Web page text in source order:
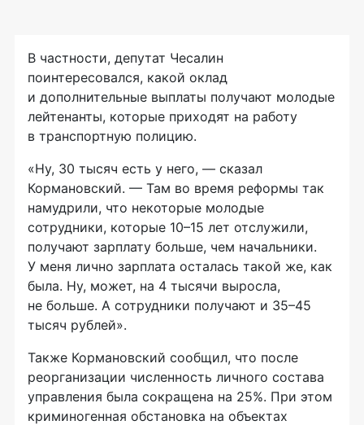
В частности, депутат Чесалин
поинтересовался, какой оклад
и дополнительные выплаты получают молодые
лейтенанты, которые приходят на работу
в транспортную полицию.
«Ну, 30 тысяч есть у него, — сказал
Кормановский. — Там во время реформы так
намудрили, что некоторые молодые
сотрудники, которые 10–15 лет отслужили,
получают зарплату больше, чем начальники.
У меня лично зарплата осталась такой же, как
была. Ну, может, на 4 тысячи выросла,
не больше. А сотрудники получают и 35–45
тысяч рублей».
Также Кормановский сообщил, что после
реорганизации численность личного состава
управления была сокращена на 25%. При этом
криминогенная обстановка на объектах